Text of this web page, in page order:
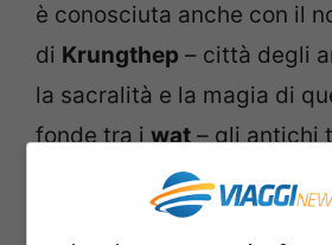
è conosciuta anche con il
di Krungthep – città degli
la sacralità e la magia di
fonde tra iwat– gli antichi
giardini, i palazzi… Le
che incontrerete,